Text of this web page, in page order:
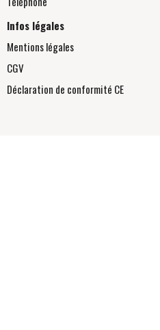
Infos légales
Mentions légales
CGV
Déclaration de conformité CE